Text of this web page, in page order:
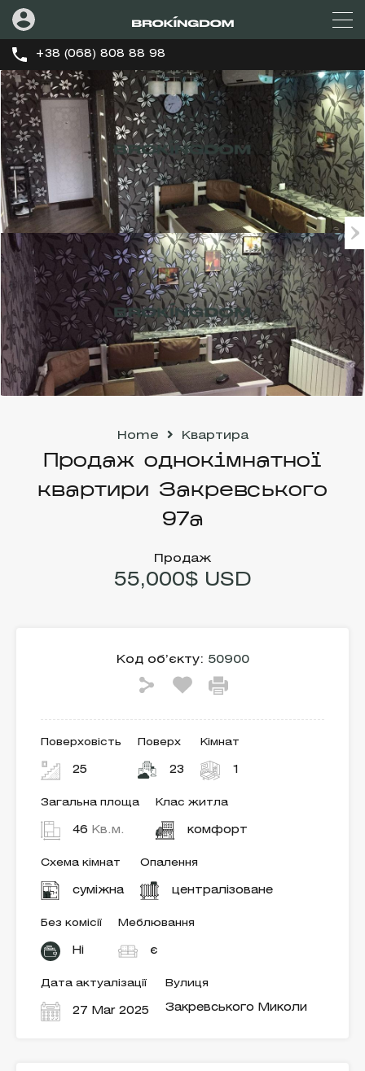
+38 (068) 808 88 98
Home Квартира
Продаж однокімнатної
квартири Закревського
97а
Продаж
55,000$ USD
Код об’єкту: 50900
Поверховість
25
Поверх
23
Кімнат
1
Загальна площа
46 Кв.м.
Клас житла
комфорт
Схема кімнат
суміжна
Опалення
централізоване
Без комісії
Ні
Меблювання
є
Дата актуалізації
27 Mar 2025
Вулиця
Закревського Миколи